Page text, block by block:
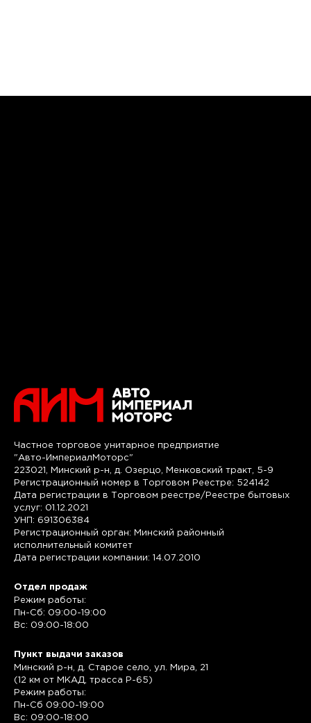
Частное торговое унитарное предприятие
"Авто-ИмпериалМоторс"
223021, Минский р-н, д. Озерцо, Менковский тракт, 5-9
Регистрационный номер в Торговом Реестре: 524142
Дата регистрации в Торговом реестре/Реестре бытовых
услуг: 01.12.2021
УНП: 691306384
Регистрационный орган: Минский районный
исполнительный комитет
Дата регистрации компании: 14.07.2010
Отдел продаж
Режим работы:
Пн-Сб: 09:00-19:00
Вс: 09:00-18:00
Пункт выдачи заказов
Минский р-н, д. Старое село, ул. Мира, 21
(12 км от МКАД, трасса P-65)
Режим работы:
Пн-Сб 09:00-19:00
Вс: 09:00-18:00